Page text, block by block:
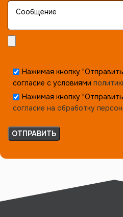
Нажимая кнопку
согласие с условиями
Нажимая кнопку
согласие на обработку